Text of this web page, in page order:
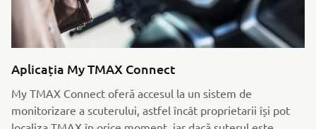
Aplicația My TMAX Connect
My TMAX Connect oferă accesul la un sistem de
monitorizare a scuterului, astfel încât proprietarii își pot